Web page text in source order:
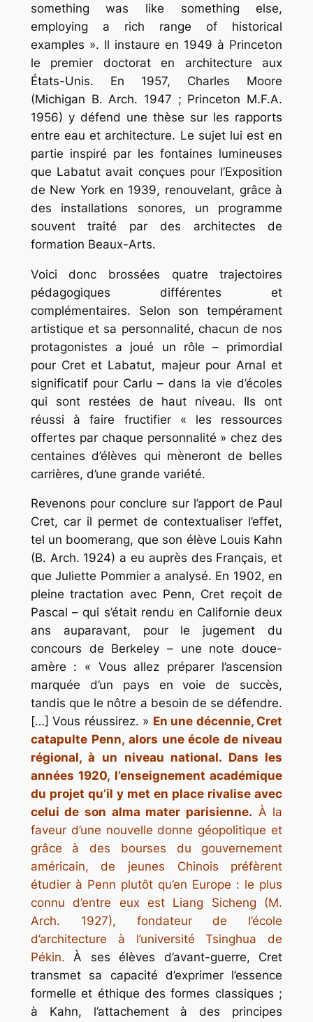
something was like something else,
employing a rich range of historical
examples ». Il instaure en 1949 à Princeton
le premier doctorat en architecture aux
États-Unis. En 1957, Charles Moore
(Michigan B. Arch. 1947 ; Princeton M.F.A.
1956) y défend une thèse sur les rapports
entre eau et architecture. Le sujet lui est en
partie inspiré par les fontaines lumineuses
que Labatut avait conçues pour l’Exposition
de New York en 1939, renouvelant, grâce à
des installations sonores, un programme
souvent traité par des architectes de
formation Beaux-Arts.
Voici donc brossées quatre trajectoires
pédagogiques différentes et
complémentaires. Selon son tempérament
artistique et sa personnalité, chacun de nos
protagonistes a joué un rôle – primordial
pour Cret et Labatut, majeur pour Arnal et
significatif pour Carlu – dans la vie d’écoles
qui sont restées de haut niveau. Ils ont
réussi à faire fructifier « les ressources
offertes par chaque personnalité » chez des
centaines d’élèves qui mèneront de belles
carrières, d’une grande variété.
Revenons pour conclure sur l’apport de Paul
Cret, car il permet de contextualiser l’effet,
tel un boomerang, que son élève Louis Kahn
(B. Arch. 1924) a eu auprès des Français, et
que Juliette Pommier a analysé. En 1902, en
pleine tractation avec Penn, Cret reçoit de
Pascal – qui s’était rendu en Californie deux
ans auparavant, pour le jugement du
concours de Berkeley – une note douce-
amère : « Vous allez préparer l’ascension
marquée d’un pays en voie de succès,
tandis que le nôtre a besoin de se défendre.
[…] Vous réussirez. » En une décennie, Cret
catapulte Penn, alors une école de niveau
régional, à un niveau national. Dans les
années 1920, l’enseignement académique
du projet qu’il y met en place rivalise avec
celui de son alma mater parisienne. À la
faveur d’une nouvelle donne géopolitique et
grâce à des bourses du gouvernement
américain, de jeunes Chinois préfèrent
étudier à Penn plutôt qu’en Europe : le plus
connu d’entre eux est Liang Sicheng (M.
Arch. 1927), fondateur de l’école
d’architecture à l’université Tsinghua de
Pékin. À ses élèves d’avant-guerre, Cret
transmet sa capacité d’exprimer l’essence
formelle et éthique des formes classiques ;
à Kahn, l’attachement à des principes